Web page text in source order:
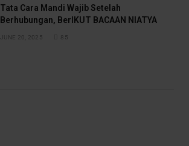
Tata Cara Mandi Wajib Setelah
Berhubungan, BerIKUT BACAAN NIATYA
JUNE 20, 2025 85